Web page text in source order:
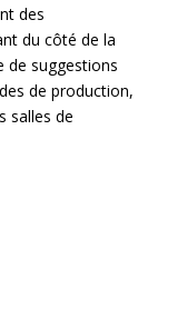
des
du côté de la
de suggestions
de production,
salles de